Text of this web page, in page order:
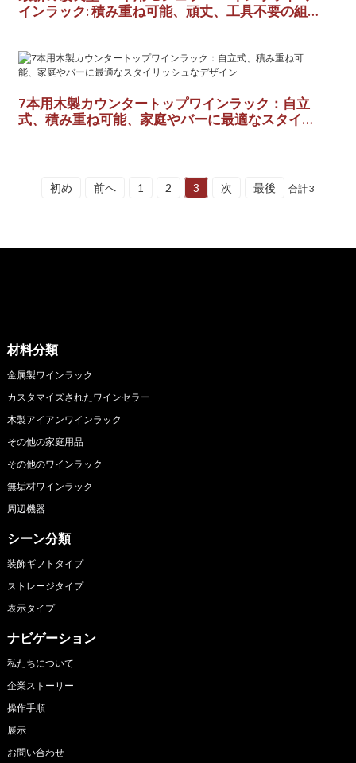
インラック: 積み重ね可能、頑丈、工具不要の組み
7本用木製カウンタートップワインラック：自立
式、積み重ね可能、家庭やバーに最適なスタイリ
初め 前へ 1 2 3 次 最後 合計 3
材料分類
金属製ワインラック
カスタマイズされたワインセラー
木製アイアンワインラック
その他の家庭用品
その他のワインラック
無垢材ワインラック
周辺機器
シーン分類
装飾ギフトタイプ
ストレージタイプ
表示タイプ
ナビゲーション
私たちについて
企業ストーリー
操作手順
展示
お問い合わせ